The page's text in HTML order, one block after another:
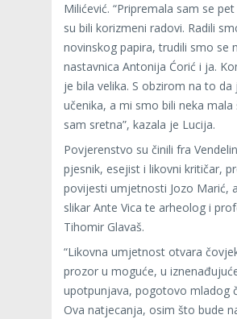
Milićević. “Pripremala sam se
su bili korizmeni radovi. Radili
novinskog papira, trudili smo se
nastavnica Antonija Ćorić i ja.
je bila velika. S obzirom na to da
učenika, a mi smo bili neka mala
sam sretna”, kazala je Lucija.
Povjerenstvo su činili fra
pjesnik, esejist i likovni kritičar,
povijesti umjetnosti Jozo Marić,
slikar Ante Vica te arheolog i
Tihomir Glavaš.
“Likovna umjetnost otvara
prozor u moguće, u
upotpunjava, pogotovo mladog
Ova natjecanja, osim što bude